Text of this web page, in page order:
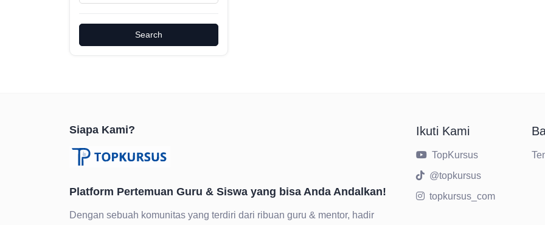
Search
Siapa Kami?
Platform Pertemuan Guru & Siswa yang bisa Anda Andalkan!
Dengan sebuah komunitas yang terdiri dari ribuan guru & mentor, hadir
Ikuti Kami
TopKursus
@topkursus
topkursus_com